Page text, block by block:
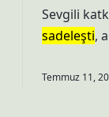
Sevgili
sadeleşti,
Temmuz 11,